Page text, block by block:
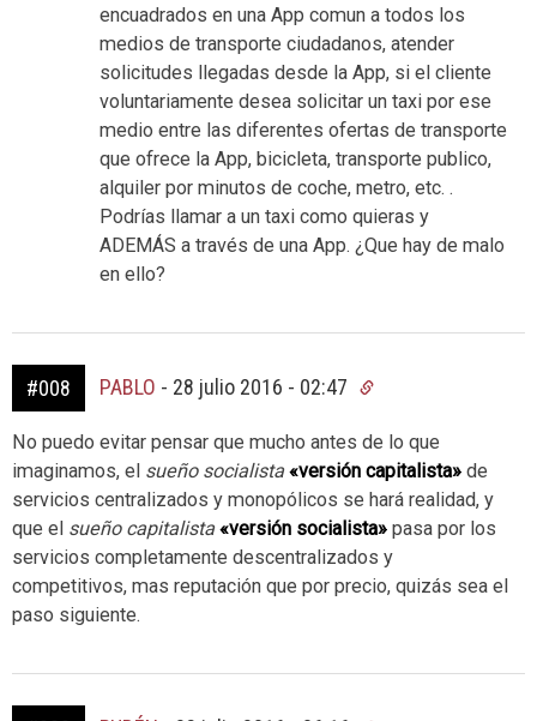
encuadrados en una App comun a todos los
medios de transporte ciudadanos, atender
solicitudes llegadas desde la App, si el cliente
voluntariamente desea solicitar un taxi por ese
medio entre las diferentes ofertas de transporte
que ofrece la App, bicicleta, transporte publico,
alquiler por minutos de coche, metro, etc. .
Podrías llamar a un taxi como quieras y
ADEMÁS a través de una App. ¿Que hay de malo
en ello?
#008 PABLO - 28 julio 2016 - 02:47
No puedo evitar pensar que mucho antes de lo que
imaginamos, el sueño socialista «versión capitalista» de
servicios centralizados y monopólicos se hará realidad, y
que el sueño capitalista «versión socialista» pasa por los
servicios completamente descentralizados y
competitivos, mas reputación que por precio, quizás sea el
paso siguiente.